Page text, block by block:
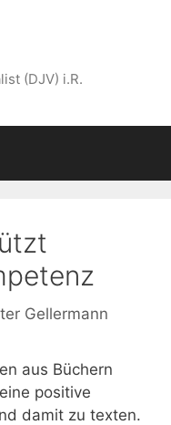
(DJV) i.R.
Gellermann
aus Büchern
positive
damit zu texten.